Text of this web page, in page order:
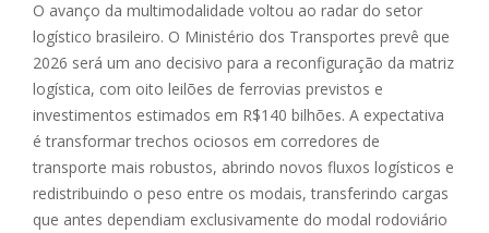
O avanço da multimodalidade voltou ao radar do setor
logístico brasileiro. O Ministério dos Transportes prevê que
2026 será um ano decisivo para a reconfiguração da matriz
logística, com oito leilões de ferrovias previstos e
investimentos estimados em R$140 bilhões. A expectativa
é transformar trechos ociosos em corredores de
transporte mais robustos, abrindo novos fluxos logísticos e
redistribuindo o peso entre os modais, transferindo cargas
que antes dependiam exclusivamente do modal rodoviário